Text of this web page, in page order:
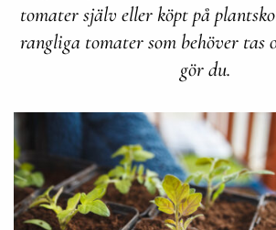
tomater själv eller köpt på
rangliga tomater som behöver tas
gör du.